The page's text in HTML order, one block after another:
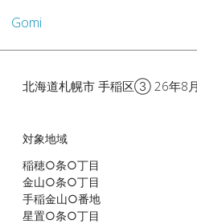
Gomi
北海道札幌市 手稲区③ 26年8
対象地域
稲穂○条○丁目
金山○条○丁目
手稲金山○番地
星置○条○丁目